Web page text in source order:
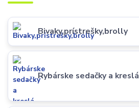
Bivaky,prístrešky,brolly
Rybárske sedačky a kreslá